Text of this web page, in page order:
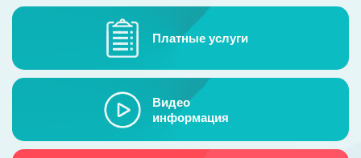
Платные услуги
Видео
информация